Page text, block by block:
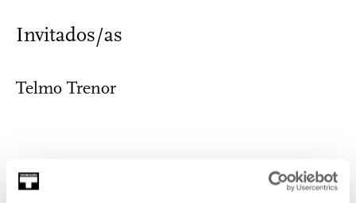
Invitados/as
Telmo Trenor